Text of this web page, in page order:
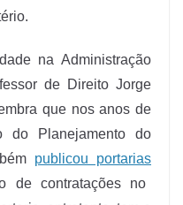
na Administração
de Direito Jorge
que nos anos de
do Planejamento do
publicou portarias
de contratações no